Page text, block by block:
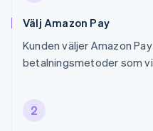
Välj Amazon Pay
Kunden väljer Amazon
betalningsmetoder som
2